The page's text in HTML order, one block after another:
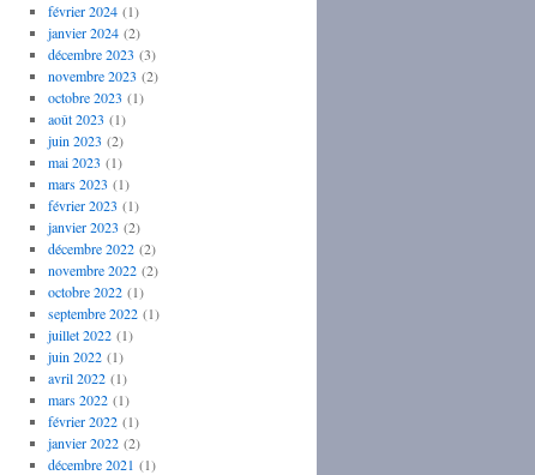
février 2024(1)
janvier 2024(2)
décembre 2023 (3)
novembre 2023 (2)
octobre 2023 (1)
août 2023 (1)
juin 2023 (2)
mai 2023 (1)
mars 2023 (1)
février 2023 (1)
janvier 2023 (2)
décembre 2022(2)
novembre 2022(2)
octobre 2022(1)
septembre 2022(1)
juillet 2022(1)
juin 2022(1)
avril 2022(1)
mars 2022(1)
février 2022(1)
janvier 2022(2)
décembre 2021 (1)